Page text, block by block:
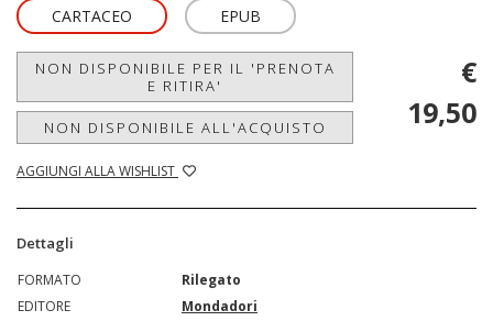
CARTACEO EPUB
NON DISPONIBILE PER IL 'PRENOTA
E RITIRA'
NON DISPONIBILE ALL'ACQUISTO
AGGIUNGI ALLA WISHLIST
€
19,50
Dettagli
FORMATO
Rilegato
EDITORE
Mondadori